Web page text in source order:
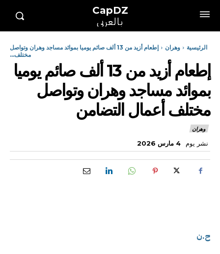
CapDZ
بالعربي
الرئيسية وهران
إطعام أزيد من 13 ألف صائم يوميا بموائد مساجد وهران وتواصل
مختلف...
إطعام أزيد من 13 ألف صائم يوميا
بموائد مساجد وهران وتواصل
مختلف أعمال التضامن
وهران
نشر يوم 4 مارس 2026
ح.ن